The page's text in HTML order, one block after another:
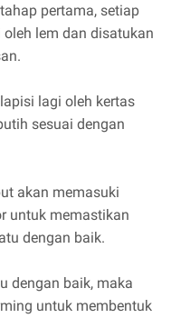
pertama, setiap
lem dan disatukan
lagi oleh kertas
sesuai dengan
akan memasuki
untuk memastikan
dengan baik.
dengan baik, maka
untuk membentuk